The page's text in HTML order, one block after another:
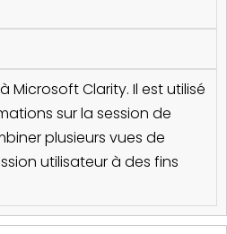
Microsoft Clarity. Il est utilisé
sur la session de
plusieurs vues de
utilisateur à des fins